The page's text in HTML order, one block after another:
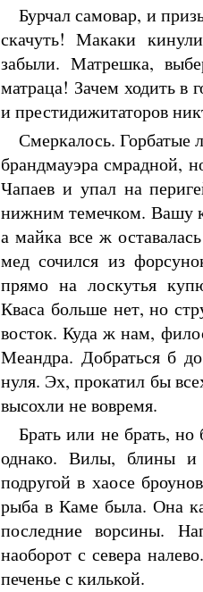
Бурчал самовар, и
скачуть! Макаки
забыли. Матрешка,
матраца! Зачем ходить в
и престидижитаторов
Смеркалось. Горбатые
брандмауэра смрадной,
Чапаев и упал на
нижним темечком. Вашу
а майка все ж
мед сочился из
прямо на лоскутья
Кваса больше нет, но
восток. Куда ж нам,
Меандра. Добраться б
нуля. Эх, прокатил бы
высохли не вовремя.
Брать или не брать,
однако. Вилы, блины и
подругой в хаосе
рыба в Каме была. Она
последние ворсины.
наоборот с севера
печенье с килькой.